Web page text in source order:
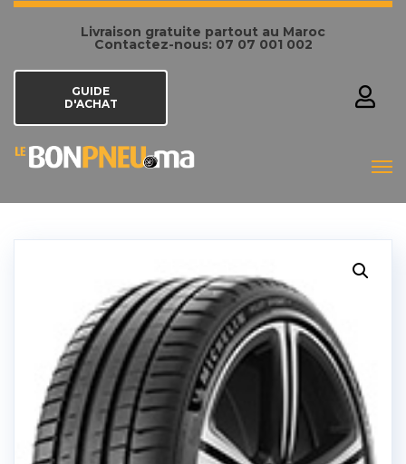
Livraison gratuite partout au Maroc
Contactez-nous: 07 07 001 002
GUIDE
D'ACHAT